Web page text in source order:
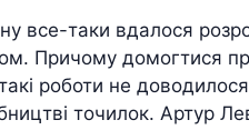
все-таки вдалося
Причому домогтися
роботи не
точилок. Артур